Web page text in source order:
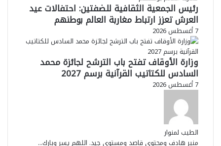
رئيس الجمعية الثقافية للضفتين: احتفالات عيد
العرش تعزز ارتباط مغاربة العالم بوطنهم
7 أغسطس 2026
وزارة الأوقاف تفتح باب الترشح لجائزة محمد
السادس للكتاتيب القرآنية برسم 2027
7 أغسطس 2026
الطيب لمنوار
منبر هادف ومحتوى قاصد ومستوى جيد. اللهم يسر وبارك...